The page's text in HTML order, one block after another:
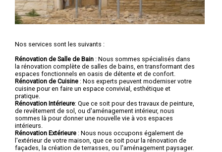
Nos services sont les suivants :
Rénovation de Salle de Bain : Nous sommes spécialisés dans
la rénovation complète de salles de bains, en transformant des
espaces fonctionnels en oasis de détente et de confort.
Rénovation de Cuisine : Nos experts peuvent moderniser votre
cuisine pour en faire un espace convivial, esthétique et
pratique.
Rénovation Intérieure: Que ce soit pour des travaux de peinture,
de revêtement de sol, ou d'aménagement intérieur, nous
sommes là pour donner une nouvelle vie à vos espaces
intérieurs.
Rénovation Extérieure : Nous nous occupons également de
l'extérieur de votre maison, que ce soit pour la rénovation de
façades, la création de terrasses, ou l'aménagement paysager.